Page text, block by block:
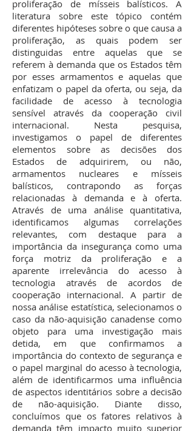
proliferação de mísseis balísticos. A
literatura sobre este tópico contém
diferentes hipóteses sobre o que causa a
proliferação, as quais podem ser
distinguidas entre aquelas que se
referem à demanda que os Estados têm
por esses armamentos e aquelas que
enfatizam o papel da oferta, ou seja, da
facilidade de acesso à tecnologia
sensível através da cooperação civil
internacional. Nesta pesquisa,
investigamos o papel de diferentes
elementos sobre as decisões dos
Estados de adquirirem, ou não,
armamentos nucleares e mísseis
balísticos, contrapondo as forças
relacionadas à demanda e à oferta.
Através de uma análise quantitativa,
identificamos algumas correlações
relevantes, com destaque para a
importância da insegurança como uma
força motriz da proliferação e a
aparente irrelevância do acesso à
tecnologia através de acordos de
cooperação internacional. A partir de
nossa análise estatística, selecionamos o
caso da não-aquisição canadense como
objeto para uma investigação mais
detida, em que confirmamos a
importância do contexto de segurança e
o papel marginal do acesso à tecnologia,
além de identificarmos uma influência
de aspectos identitários sobre a decisão
de não-aquisição. Diante disso,
concluímos que os fatores relativos à
demanda têm impacto muito superior